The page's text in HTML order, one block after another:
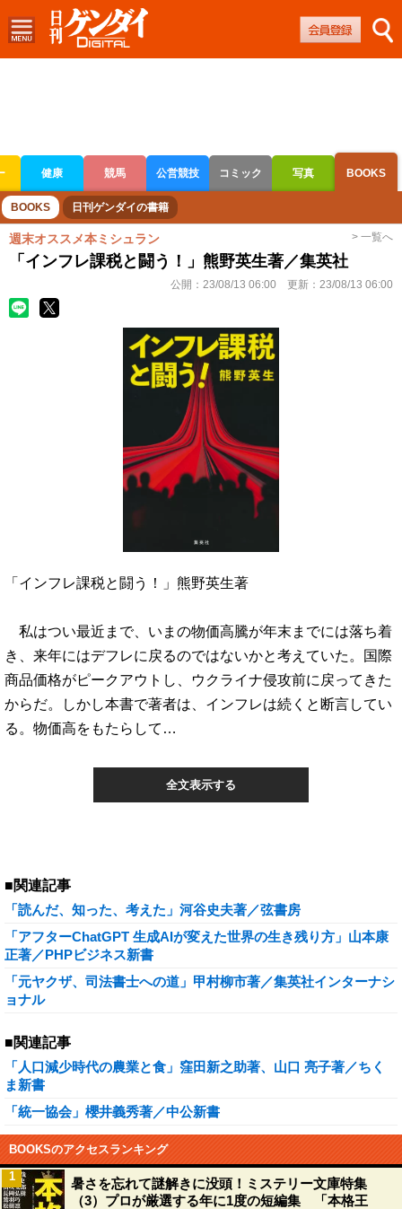
健康 競馬 公営競技 コミック 写真 BOOKS
ボートレース 競輪 オートレース
BOOKS 日刊ゲンダイの書籍
週末オススメ本ミシュラン > 一覧へ
「インフレ課税と闘う！」熊野英生著／集英社
公開： 23/08/13 06:00 更新： 23/08/13 06:00
「インフレ課税と闘う！」熊野英生著
私はつい最近まで、いまの物価高騰が年末までには落ち着
き、来年にはデフレに戻るのではないかと考えていた。国際
商品価格がピークアウトし、ウクライナ侵攻前に戻ってきた
からだ。しかし本書で著者は、インフレは続くと断言してい
る。物価高をもたらして…
全文表示する
■関連記事
「読んだ、知った、考えた」河谷史夫著／弦書房
「アフターChatGPT 生成AIが変えた世界の生き残り方」山本康
正著／PHPビジネス新書
「元ヤクザ、司法書士への道」甲村柳市著／集英社インターナシ
ョナル
■関連記事
「人口減少時代の農業と食」窪田新之助著、山口 亮子著／ちく
ま新書
「統一協会」櫻井義秀著／中公新書
BOOKSのアクセスランキング
暑さを忘れて謎解きに没頭！ミステリー文庫特集
（3）プロが厳選する年に1度の短編集 「本格王
1